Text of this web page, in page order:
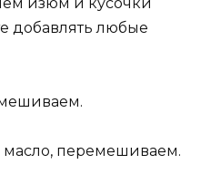
добавлять любые
масло, перемешиваем.